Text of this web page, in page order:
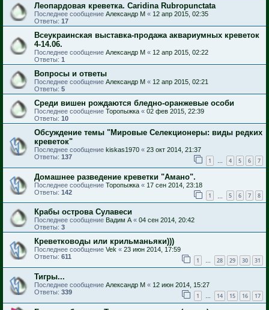
Леопардовая креветка. Caridina Rubropunctata
Последнее сообщение Александр М « 12 апр 2015, 02:35
Ответы: 17
Всеукраинская выставка-продажа аквариумных креветок
4-14.06.
Последнее сообщение Александр М « 12 апр 2015, 02:22
Ответы: 1
Вопросы и ответы
Последнее сообщение Александр М « 12 апр 2015, 02:21
Ответы: 5
Среди вишен рождаются бледно-оранжевые особи
Последнее сообщение Торопыжка « 02 фев 2015, 22:39
Ответы: 10
Обсуждение темы "Мировые Селекционеры: виды редких
креветок"
Последнее сообщение kiskas1970 « 23 окт 2014, 21:37
Ответы: 137 1 … 4 5 6 7
Домашнее разведение креветки "Амано".
Последнее сообщение Торопыжка « 17 сен 2014, 23:18
Ответы: 142 1 5 6 7 8
Крабы острова Сулавеси
Последнее сообщение Вадим А « 04 сен 2014, 20:42
Ответы: 3
Креветководы или крильманьяки)))
Последнее сообщение Vek « 23 июн 2014, 17:59
Ответы: 611 1 … 28 29 30 31
Тигры...
Последнее сообщение Александр М « 12 июн 2014, 15:27
Ответы: 339 1 … 14 15 16 17